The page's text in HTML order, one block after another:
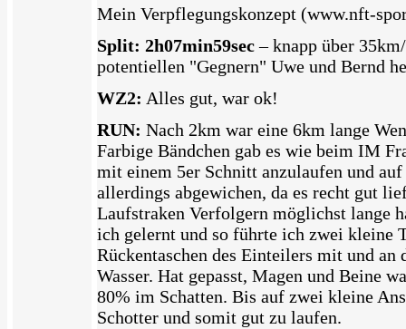
Mein Verpflegungskonzept (www.nft-
Split: 2h07min59sec– knapp über
potentiellen "Gegnern" Uwe und Bernd
WZ2: Alles gut, war ok!
RUN: Nach 2km war eine 6km lange
Farbige Bändchen gab es wie beim IM
mit einem 5er Schnitt anzulaufen und
allerdings abgewichen, da es recht gut
Laufstraken Verfolgern möglichst lange
ich gelernt und so führte ich zwei kleine
Rückentaschen des Einteilers mit und
Wasser. Hat gepasst, Magen und Beine
80% im Schatten. Bis auf zwei kleine
Schotter und somit gut zu laufen.